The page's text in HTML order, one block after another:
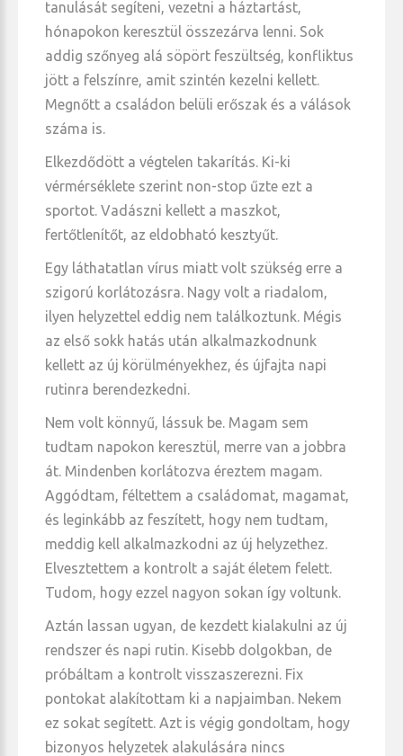
tanulását segíteni, vezetni a háztartást,
hónapokon keresztül összezárva lenni. Sok
addig szőnyeg alá söpört feszültség, konfliktus
jött a felszínre, amit szintén kezelni kellett.
Megnőtt a családon belüli erőszak és a válások
száma is.
Elkezdődött a végtelen takarítás. Ki-ki
vérmérséklete szerint non-stop űzte ezt a
sportot. Vadászni kellett a maszkot,
fertőtlenítőt, az eldobható kesztyűt.
Egy láthatatlan vírus miatt volt szükség erre a
szigorú korlátozásra. Nagy volt a riadalom,
ilyen helyzettel eddig nem találkoztunk. Mégis
az első sokk hatás után alkalmazkodnunk
kellett az új körülményekhez, és újfajta napi
rutinra berendezkedni.
Nem volt könnyű, lássuk be. Magam sem
tudtam napokon keresztül, merre van a jobbra
át. Mindenben korlátozva éreztem magam.
Aggódtam, féltettem a családomat, magamat,
és leginkább az feszített, hogy nem tudtam,
meddig kell alkalmazkodni az új helyzethez.
Elvesztettem a kontrolt a saját életem felett.
Tudom, hogy ezzel nagyon sokan így voltunk.
Aztán lassan ugyan, de kezdett kialakulni az új
rendszer és napi rutin. Kisebb dolgokban, de
próbáltam a kontrolt visszaszerezni. Fix
pontokat alakítottam ki a napjaimban. Nekem
ez sokat segített. Azt is végig gondoltam, hogy
bizonyos helyzetek alakulására nincs